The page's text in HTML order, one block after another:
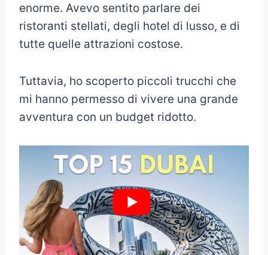
enorme. Avevo sentito parlare dei
ristoranti stellati, degli hotel di lusso, e di
tutte quelle attrazioni costose.
Tuttavia, ho scoperto piccoli trucchi che
mi hanno permesso di vivere una grande
avventura con un budget ridotto.